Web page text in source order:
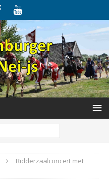
Ridderzaalconcert met